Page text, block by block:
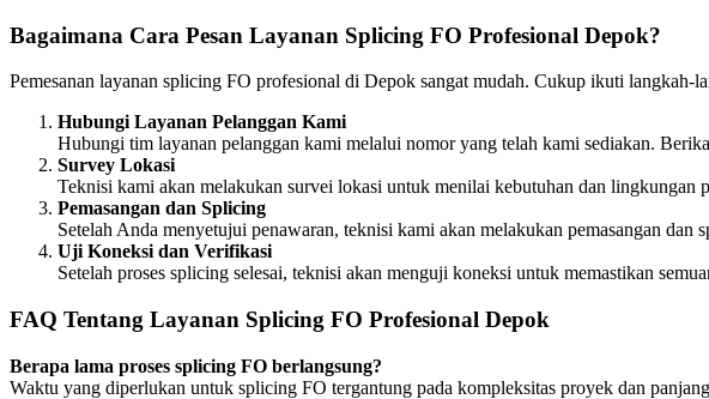
Bagaimana Cara Pesan Layanan Splicing FO Profesional Depok?
Pemesanan layanan splicing FO profesional di Depok sangat mudah. Cukup ikuti langkah-
Hubungi Layanan Pelanggan Kami
Hubungi tim layanan pelanggan kami melalui nomor yang telah kami sediakan.
Survey Lokasi
Teknisi kami akan melakukan survei lokasi untuk menilai kebutuhan dan lingkungan
Pemasangan dan Splicing
Setelah Anda menyetujui penawaran, teknisi kami akan melakukan pemasangan dan
Uji Koneksi dan Verifikasi
Setelah proses splicing selesai, teknisi akan menguji koneksi untuk memastikan
FAQ Tentang Layanan Splicing FO Profesional Depok
Berapa lama proses splicing FO berlangsung?
Waktu yang diperlukan untuk splicing FO tergantung pada kompleksitas proyek dan